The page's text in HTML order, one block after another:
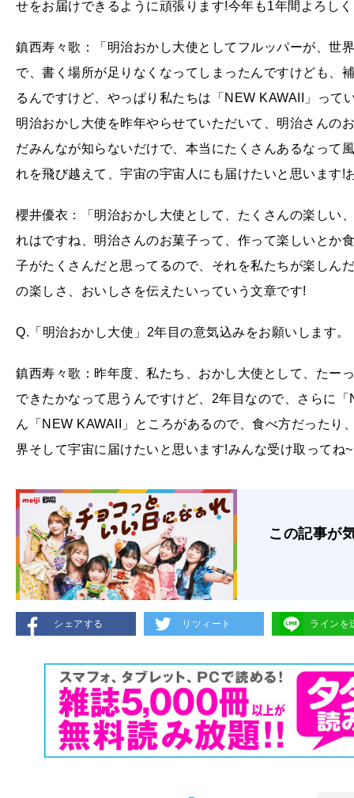
せをお届けできるように頑張ります!今年も1年間よろし
鎮西寿々歌：「明治おかし大使としてフルッパーが、世
で、書く場所が足りなくなってしまったんですけども、
るんですけど、やっぱり私たちは「NEW KAWAII」って
明治おかし大使を昨年やらせていただいて、明治さんの
だみんなが知らないだけで、本当にたくさんあるなって
れを飛び越えて、宇宙の宇宙人にも届けたいと思います!
櫻井優衣：「明治おかし大使として、たくさんの楽しい
れはですね、明治さんのお菓子って、作って楽しいとか
子がたくさんだと思ってるので、それを私たちが楽しん
の楽しさ、おいしさを伝えたいっていう文章です!
Q.「明治おかし大使」2年目の意気込みをお願いします。
鎮西寿々歌：昨年度、私たち、おかし大使として、たー
できたかなって思うんですけど、2年目なので、さらに
ん「NEW KAWAII」ところがあるので、食べ方だったり
界そして宇宙に届けたいと思います!みんな受け取ってね
この記事が
シェアする リツィート ラインを